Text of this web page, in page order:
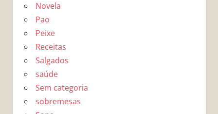
Novela
Pao
Peixe
Receitas
Salgados
saúde
Sem categoria
sobremesas